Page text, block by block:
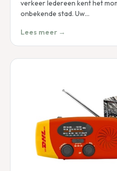
verkeer Iedereen kent het
onbekende stad. Uw…
Lees meer →